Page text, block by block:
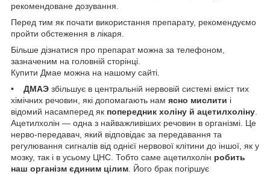
рекомендоване дозування.
Перед тим як почати використання препарату, рекомендуємо
пройти обстеження в лікаря.
Більше дізнатися про препарат можна за телефоном,
зазначеним на головній сторінці.
Купити Дмае можна на нашому сайті.
• ДМАЭ збільшує в центральній нервовій системі вміст тих
хімічних речовин, які допомагають нам ясно мислити і
відомий насамперед як попередник холіну й ацетилхоліну
Ацетилхолін — одна з найважливіших речовин в організмі. Це
нерво-передавач, який відповідає за передавання та
регулювання сигналів від однієї нервової клітини до іншої, як у
мозку, так і в усьому ЦНС. Тобто саме ацетилхолін робить
наш організм єдиним цілим . Його брак погіршує